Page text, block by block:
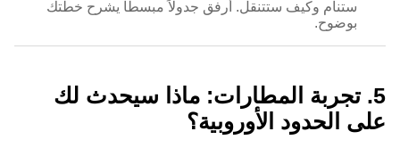
ستنام وكيف ستتنقل. أرفق جدولاً مبسطاً يشرح خطتك
بوضوح.
5. تجربة المطارات: ماذا سيحدث لك
على الحدود الأوروبية؟